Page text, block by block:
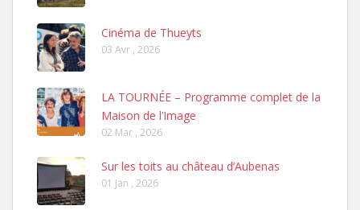
Cinéma de Thueyts
03 Avr , 2026
LA TOURNÉE – Programme complet de la
Maison de l’Image
02 Mar , 2026
Sur les toits au château d’Aubenas
01 Jan , 2026